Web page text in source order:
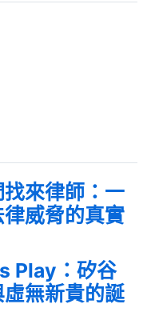
來律師：一
威脅的真實
Play：矽谷
虛無新貴的誕